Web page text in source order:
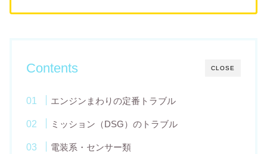
CLOSE
Contents
エンジンまわりの定番トラブル
ミッション（DSG）のトラブル
電装系・センサー類